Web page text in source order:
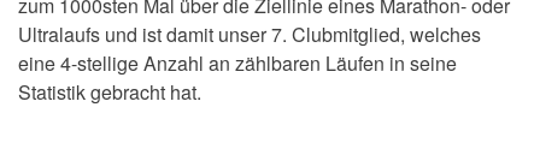
Ultralaufs und ist damit unser 7. Clubmitglied, welches
eine 4-stellige Anzahl an zählbaren Läufen in seine
Statistik gebracht hat.